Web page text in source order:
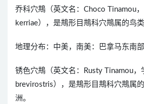
乔科穴䳍（英文名：Choco Tinamou
kerriae），是䳍形目䳍科穴䳍属的鸟
地理分布：中美，南美：巴拿马东南
锈色穴䳍（英文名：Rusty Tinamou，
brevirostris），是䳍形目䳍科穴䳍属
洲。